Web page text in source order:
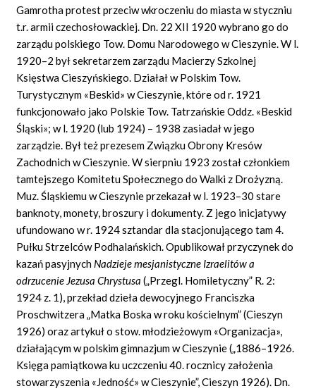
Gamrotha protest przeciw wkroczeniu do miasta w styczniu
t.r. armii czechosłowackiej. Dn. 22 XII 1920 wybrano go do
zarządu polskiego Tow. Domu Narodowego w Cieszynie. W l.
1920–2 był sekretarzem zarządu Macierzy Szkolnej
Księstwa Cieszyńskiego. Działał w Polskim Tow.
Turystycznym «Beskid» w Cieszynie, które od r. 1921
funkcjonowało jako Polskie Tow. Tatrzańskie Oddz. «Beskid
Śląski»; w l. 1920 (lub 1924) – 1938 zasiadał w jego
zarządzie. Był też prezesem Związku Obrony Kresów
Zachodnich w Cieszynie. W sierpniu 1923 został członkiem
tamtejszego Komitetu Społecznego do Walki z Drożyzną.
Muz. Śląskiemu w Cieszynie przekazał w l. 1923–30 stare
banknoty, monety, broszury i dokumenty. Z jego inicjatywy
ufundowano w r. 1924 sztandar dla stacjonującego tam 4.
Pułku Strzelców Podhalańskich. Opublikował przyczynek do
kazań pasyjnych Nadzieje mesjanistyczne Izraelitów a
odrzucenie Jezusa Chrystusa(„Przegl. Homiletyczny” R. 2:
1924 z. 1), przekład dzieła dewocyjnego Franciszka
Proschwitzera „Matka Boska w roku kościelnym” (Cieszyn
1926) oraz artykuł o stow. młodzieżowym «Organizacja»,
działającym w polskim gimnazjum w Cieszynie („1886–1926.
Księga pamiątkowa ku uczczeniu 40. rocznicy założenia
stowarzyszenia «Jedność» w Cieszynie”, Cieszyn 1926). Dn.